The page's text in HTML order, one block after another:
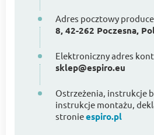
Adres pocztowy
8, 42-262 Poczesna,
Elektroniczny adres
sklep@espiro.eu
Ostrzeżenia, instrukcje
instrukcje montażu,
stronieespiro.pl